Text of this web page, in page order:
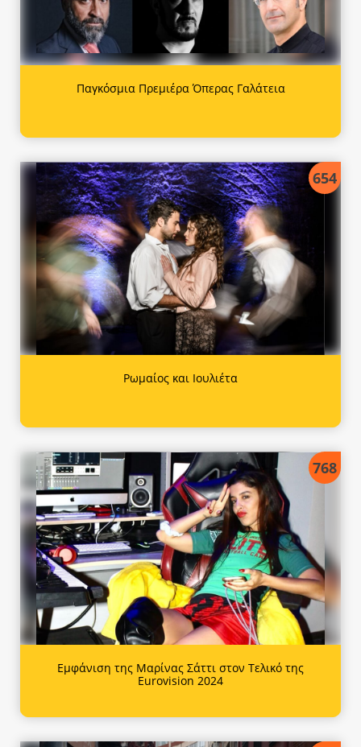
Παγκόσμια Πρεμιέρα Όπερας Γαλάτεια
654
Ρωμαίος και Ιουλιέτα
768
Εμφάνιση της Μαρίνας Σάττι στον Τελικό της
Eurovision 2024